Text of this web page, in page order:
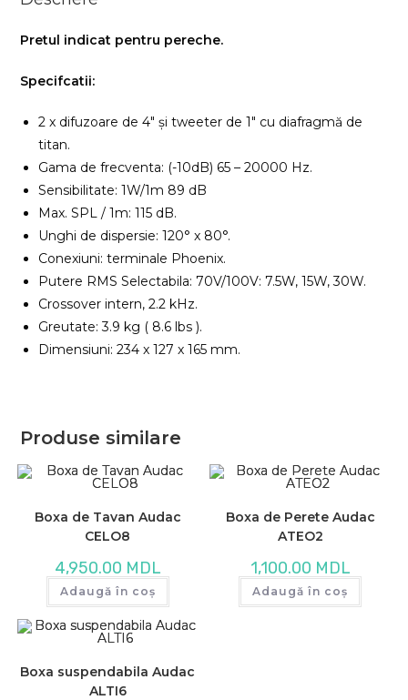
Pretul indicat pentru pereche.
Specifcatii:
2 x difuzoare de 4″ și tweeter de 1″ cu diafragmă de
titan.
Gama de frecventa: (-10dB) 65 – 20000 Hz.
Sensibilitate: 1W/1m 89 dB
Max. SPL / 1m: 115 dB.
Unghi de dispersie: 120° x 80°.
Conexiuni: terminale Phoenix.
Putere RMS Selectabila: 70V/100V: 7.5W, 15W, 30W.
Crossover intern, 2.2 kHz.
Greutate: 3.9 kg ( 8.6 lbs ).
Dimensiuni: 234 x 127 x 165 mm.
Produse similare
Boxa de Tavan Audac
CELO8
4,950.00 MDL
Adaugă în coș
Boxa de Perete Audac
ATEO2
1,100.00 MDL
Adaugă în coș
Boxa suspendabila Audac
ALTI6